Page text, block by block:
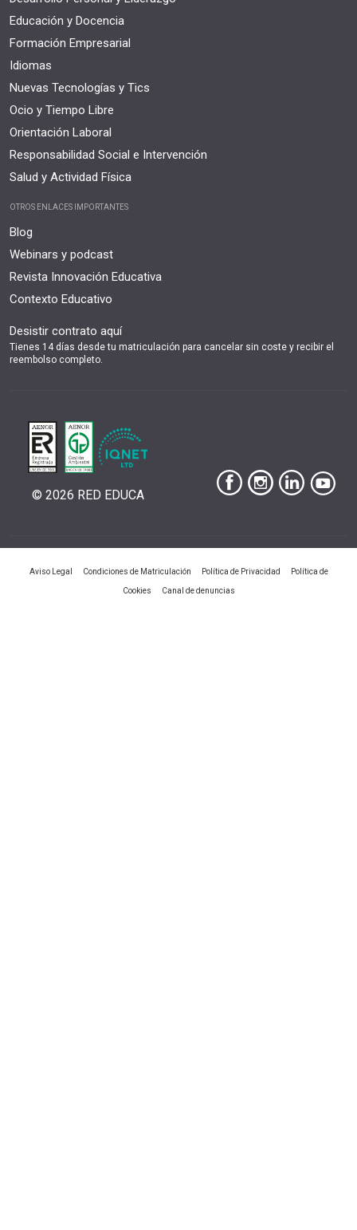
Educación y Docencia
Formación Empresarial
Idiomas
Nuevas Tecnologías y Tics
Ocio y Tiempo Libre
Orientación Laboral
Responsabilidad Social e Intervención
Salud y Actividad Física
OTROS ENLACES IMPORTANTES
Blog
Webinars y podcast
Revista Innovación Educativa
Contexto Educativo
Desistir contrato aquí
Tienes 14 días desde tu matriculación para cancelar sin coste y recibir el
reembolso completo.
© 2026 RED EDUCA
Aviso Legal Condiciones de Matriculación Política de Privacidad Política de
Cookies Canal de denuncias